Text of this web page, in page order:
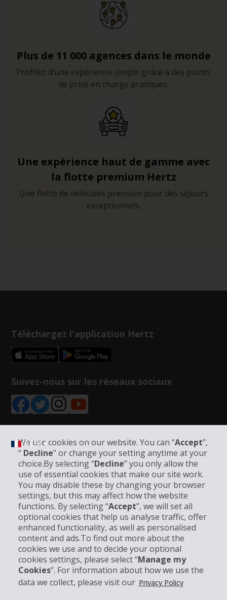
We use cookies on our website. You can “Accept”,
“ Decline” or change your setting anytime at your
choice.By selecting “Decline” you only allow the
use of essential cookies that make our site work.
You may disable these by changing your browser
settings, but this may affect how the website
functions. By selecting “Accept”, we will set all
optional cookies that help us analyse traffic, offer
enhanced functionality, as well as personalised
content and ads.To find out more about the
cookies we use and to decide your optional
cookies settings, please select “Manage my
Cookies”. For information about how we use the
data we collect, please visit our Privacy Policy
Plus de 11 000 agences dans le monde
Profitez d’une expérience simple grâce à des points
de prise en charge pratiques.
Une expérience haut de gamme avec
la flotte premium Hertz
Une flotte de véhicules premium pour des séjours
exceptionnels.
Téléchargez l'application Hertz
Suivez-nous sur les réseaux sociaux
FR | FR ▾
Informations sur l'entreprise
Entreprise
Support client
Réserver avec Hertz